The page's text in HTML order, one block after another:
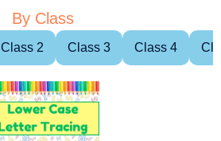
By Class
Class 2 Class 3 Class 4